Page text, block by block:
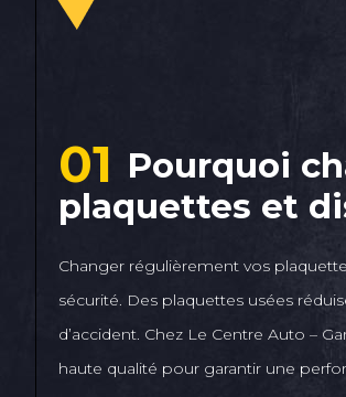
01 Pourquoi
plaquettes et
Changer régulièrement vos
sécurité. Des plaquettes usées
d’accident. Chez Le Centre Auto –
haute qualité pour garantir une